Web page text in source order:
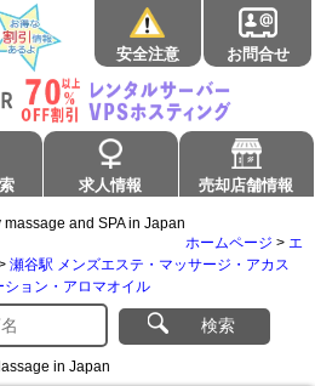
安全注意 お問合せ
求人情報 売却店舗情報
and SPA in Japan
ホームページ > エ
瀬谷駅 メンズエステ・マッサージ・アカス
ョン・アロマオイル
検索
in Japan